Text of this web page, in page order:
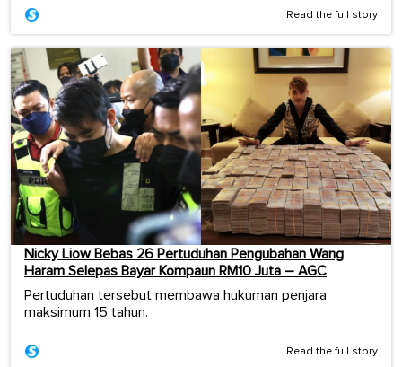
Read the full story
Nicky Liow Bebas 26 Pertuduhan Pengubahan Wang
Haram Selepas Bayar Kompaun RM10 Juta – AGC
Pertuduhan tersebut membawa hukuman penjara
maksimum 15 tahun.
Read the full story